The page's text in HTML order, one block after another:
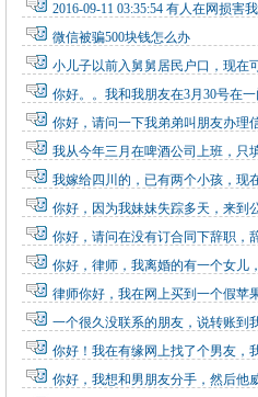
2016-09-11 03:35:54 有人在网损害
微信被骗500块钱怎么办
小儿子以前入舅舅居民户口，现在
你好。。我和我朋友在3月30号在
你好，请问一下我弟弟叫朋友办理
我从今年三月在啤酒公司上班，只
我嫁给四川的，已有两个小孩，现
你好，因为我妹妹失踪多天，来到
你好，请问在没有订合同下辞职，
你好，律师，我离婚的有一个女儿
律师你好，我在网上买到一个假苹
一个很久没联系的朋友，说转账到
你好！我在有缘网上找了个男友，
你好，我想和男朋友分手，然后他